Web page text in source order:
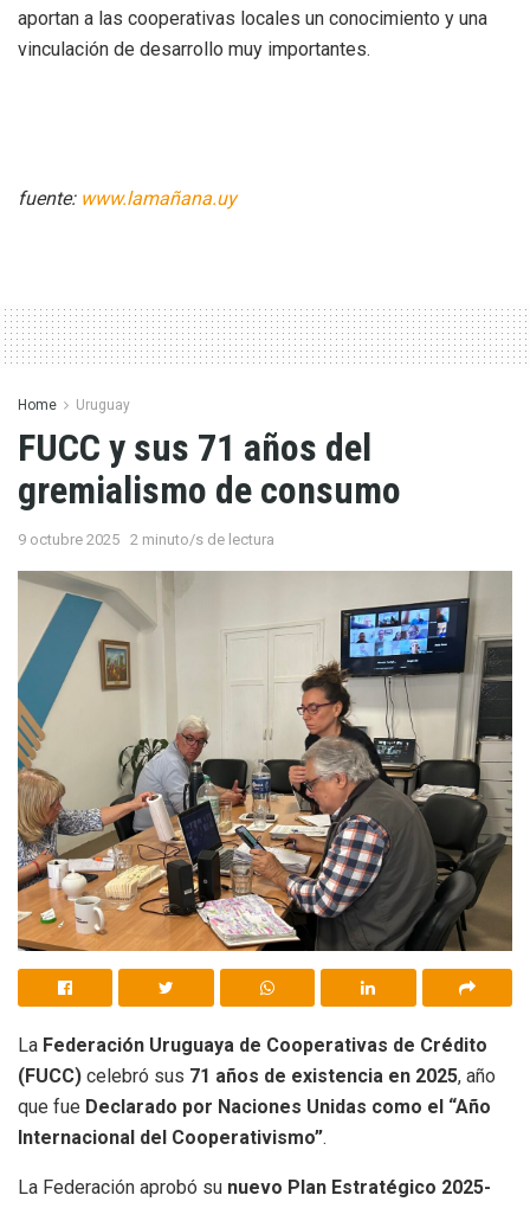
aportan a las cooperativas locales un conocimiento y una
vinculación de desarrollo muy importantes.
fuente: www.lamañana.uy
Home Uruguay
FUCC y sus 71 años del
gremialismo de consumo
9 octubre 2025 2 minuto/s de lectura
La Federación Uruguaya de Cooperativas de Crédito
(FUCC) celebró sus 71 años de existencia en 2025, año
que fue Declarado por Naciones Unidas como el “Año
Internacional del Cooperativismo”.
La Federación aprobó su nuevo Plan Estratégico 2025-